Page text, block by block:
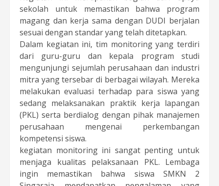
sekolah untuk memastikan bahwa program
magang dan kerja sama dengan DUDI berjalan
sesuai dengan standar yang telah ditetapkan.
Dalam kegiatan ini, tim monitoring yang terdiri
dari guru-guru dan kepala program studi
mengunjungi sejumlah perusahaan dan industri
mitra yang tersebar di berbagai wilayah. Mereka
melakukan evaluasi terhadap para siswa yang
sedang melaksanakan praktik kerja lapangan
(PKL) serta berdialog dengan pihak manajemen
perusahaan mengenai perkembangan
kompetensi siswa.
kegiatan monitoring ini sangat penting untuk
menjaga kualitas pelaksanaan PKL. Lembaga
ingin memastikan bahwa siswa SMKN 2